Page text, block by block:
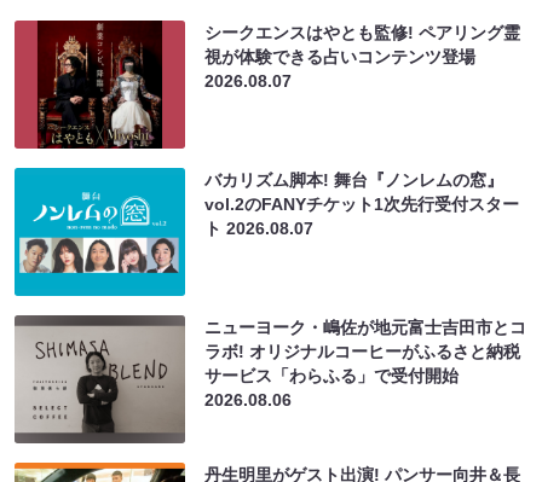
シークエンスはやとも監修! ペアリング霊
視が体験できる占いコンテンツ登場
2026.08.07
バカリズム脚本! 舞台『ノンレムの窓』
vol.2のFANYチケット1次先行受付スター
ト2026.08.07
ニューヨーク・嶋佐が地元富士吉田市とコ
ラボ! オリジナルコーヒーがふるさと納税
サービス「わらふる」で受付開始
2026.08.06
丹生明里がゲスト出演! パンサー向井＆長